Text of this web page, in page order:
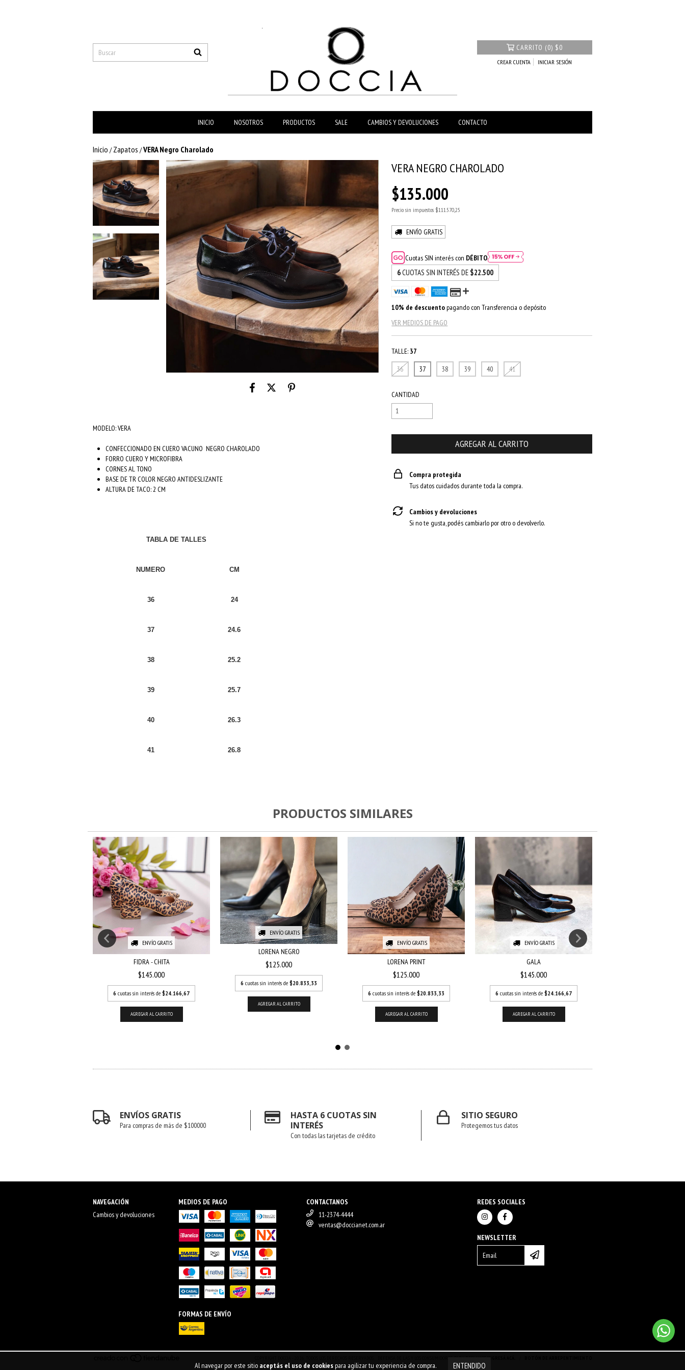
Al navegar por este sitio aceptás el uso de cookiespara agilizar tu experiencia de compra. ENTENDIDO
CARRITO (0) $0
CREAR CUENTA INICIAR SESIÓN
INICIO NOSOTROS PRODUCTOS SALE CAMBIOS Y DEVOLUCIONES CONTACTO
Inicio / Zapatos /VERA Negro Charolado
MODELO: VERA
CONFECCIONADO EN CUERO VACUNO NEGRO CHAROLADO
FORRO CUERO Y MICROFIBRA
CORNES AL TONO
BASE DE TR COLOR NEGRO ANTIDESLIZANTE
ALTURA DE TACO: 2 CM
TABLA DE TALLES
NUMERO CM
36 24
37 24.6
38 25.2
39 25.7
40 26.3
41 26.8
VERA NEGRO CHAROLADO
$135.000
Precio sin impuestos $111.570,25
ENVÍO GRATIS
Cuotas SIN interés con DÉBITO
6CUOTAS SIN INTERÉS DE $22.500
10% de descuentopagando con Transferencia o depósito
VER MEDIOS DE PAGO
TALLE: 37
36
37 38 39 40 41
CANTIDAD
Compra protegida
Tus datos cuidados durante toda la compra.
Cambios y devoluciones
Si no te gusta, podés cambiarlo por otro o devolverlo.
PRODUCTOS SIMILARES
ENVÍO GRATIS
FIDRA - CHITA
$145.000
6 cuotas sin interés de $24.166,67
AGREGAR AL CARRITO
ENVÍO GRATIS
LORENA NEGRO
$125.000
6 cuotas sin interés de $20.833,33
AGREGAR AL CARRITO
ENVÍO GRATIS
LORENA PRINT
$125.000
6 cuotas sin interés de $20.833,33
AGREGAR AL CARRITO
ENVÍO GRATIS
GALA
$145.000
6 cuotas sin interés de $24.166,67
AGREGAR AL CARRITO
ENVÍOS GRATIS
Para compras de más de $100000
HASTA 6 CUOTAS SIN
INTERÉS
Con todas las tarjetas de crédito
SITIO SEGURO
Protegemos tus datos
NAVEGACIÓN
Cambios y devoluciones
MEDIOS DE PAGO
FORMAS DE ENVÍO
CONTACTANOS
11-2374-4444
ventas@doccianet.com.ar
REDES SOCIALES
NEWSLETTER
INGRESÁ ACÁ.